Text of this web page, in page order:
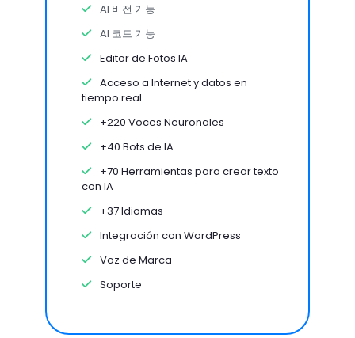
AI 비전 기능
AI 코드 기능
Editor de Fotos IA
Acceso a Internet y datos en
tiempo real
+220 Voces Neuronales
+40 Bots de IA
+70 Herramientas para crear texto
con IA
+37 Idiomas
Integración con WordPress
Voz de Marca
Soporte